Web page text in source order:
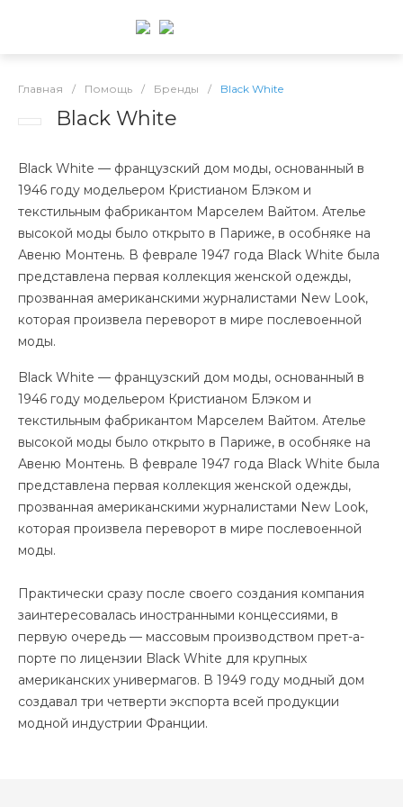
Главная / Помощь / Бренды / Black White
Black White
Black White — французский дом моды, основанный в
1946 году модельером Кристианом Блэком и
текстильным фабрикантом Марселем Вайтом. Ателье
высокой моды было открыто в Париже, в особняке на
Авеню Монтень. В феврале 1947 года Black White была
представлена первая коллекция женской одежды,
прозванная американскими журналистами New Look,
которая произвела переворот в мире послевоенной
моды.
Black White — французский дом моды, основанный в
1946 году модельером Кристианом Блэком и
текстильным фабрикантом Марселем Вайтом. Ателье
высокой моды было открыто в Париже, в особняке на
Авеню Монтень. В феврале 1947 года Black White была
представлена первая коллекция женской одежды,
прозванная американскими журналистами New Look,
которая произвела переворот в мире послевоенной
моды.
Практически сразу после своего создания компания
заинтересовалась иностранными концессиями, в
первую очередь — массовым производством прет-а-
порте по лицензии Black White для крупных
американских универмагов. В 1949 году модный дом
создавал три четверти экспорта всей продукции
модной индустрии Франции.